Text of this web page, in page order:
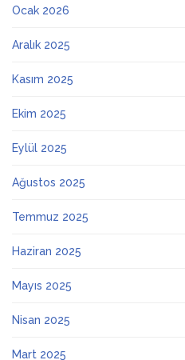
Ocak 2026
Aralık 2025
Kasım 2025
Ekim 2025
Eylül 2025
Ağustos 2025
Temmuz 2025
Haziran 2025
Mayıs 2025
Nisan 2025
Mart 2025